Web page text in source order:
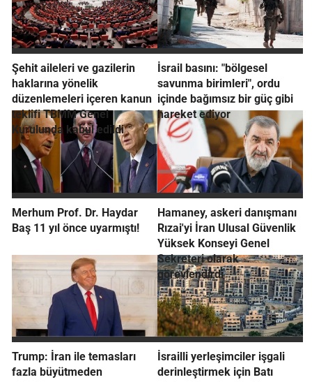
Şehit aileleri ve gazilerin
haklarına yönelik
düzenlemeleri içeren kanun
teklifi TBMM Genel
Kurulunda kabul edildi
İsrail basını: "bölgesel
savunma birimleri", ordu
içinde bağımsız bir güç gibi
hareket ediyor
Merhum Prof. Dr. Haydar
Baş 11 yıl önce uyarmıştı!
Hamaney, askeri danışmanı
Rızai'yi İran Ulusal Güvenlik
Yüksek Konseyi Genel
Sekreteri olarak
görevlendirdi
Trump: İran ile temasları
fazla büyütmeden
İsrailli yerleşimciler işgali
derinleştirmek için Batı